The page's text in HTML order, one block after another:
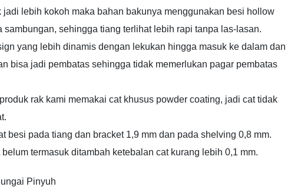
jadi lebih kokoh maka bahan bakunya menggunakan besi hollow
sambungan, sehingga tiang terlihat lebih rapi tanpa las-lasan.
yang lebih dinamis dengan lekukan hingga masuk ke dalam dan
bisa jadi pembatas sehingga tidak memerlukan pagar pembatas
rak kami memakai cat khusus powder coating, jadi cat tidak
besi pada tiang dan bracket 1,9 mm dan pada shelving 0,8 mm.
termasuk ditambah ketebalan cat kurang lebih 0,1 mm.
Pinyuh